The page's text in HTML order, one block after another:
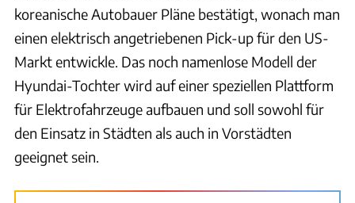
koreanische Autobauer Pläne bestätigt, wonach man
einen elektrisch angetriebenen Pick-up für den US-
Markt entwickle. Das noch namenlose Modell der
Hyundai-Tochter wird auf einer speziellen Plattform
für Elektrofahrzeuge aufbauen und soll sowohl für
den Einsatz in Städten als auch in Vorstädten
geeignet sein.